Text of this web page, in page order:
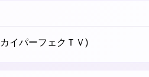
イパーフェクＴＶ)